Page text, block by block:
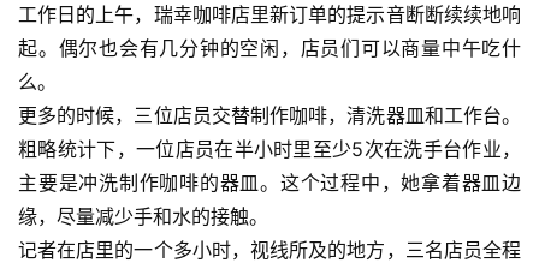
工作日的上午，瑞幸咖啡店里新订单的提示音断断续续地响
起。偶尔也会有几分钟的空闲，店员们可以商量中午吃什
么。
更多的时候，三位店员交替制作咖啡，清洗器皿和工作台。
粗略统计下，一位店员在半小时里至少5次在洗手台作业，
主要是冲洗制作咖啡的器皿。这个过程中，她拿着器皿边
缘，尽量减少手和水的接触。
记者在店里的一个多小时，视线所及的地方，三名店员全程